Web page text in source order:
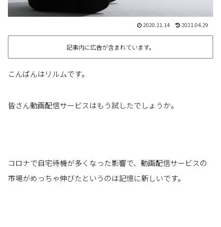
2020.11.14 2021.04.29
記事内に広告が含まれています。
こんばんはリルムです。
皆さん動画配信サービスはもう試したでしょうか。
コロナで自宅待機が多くなった影響で、動画配信サービスの
市場がめっちゃ伸びたというのは記憶に新しいです。